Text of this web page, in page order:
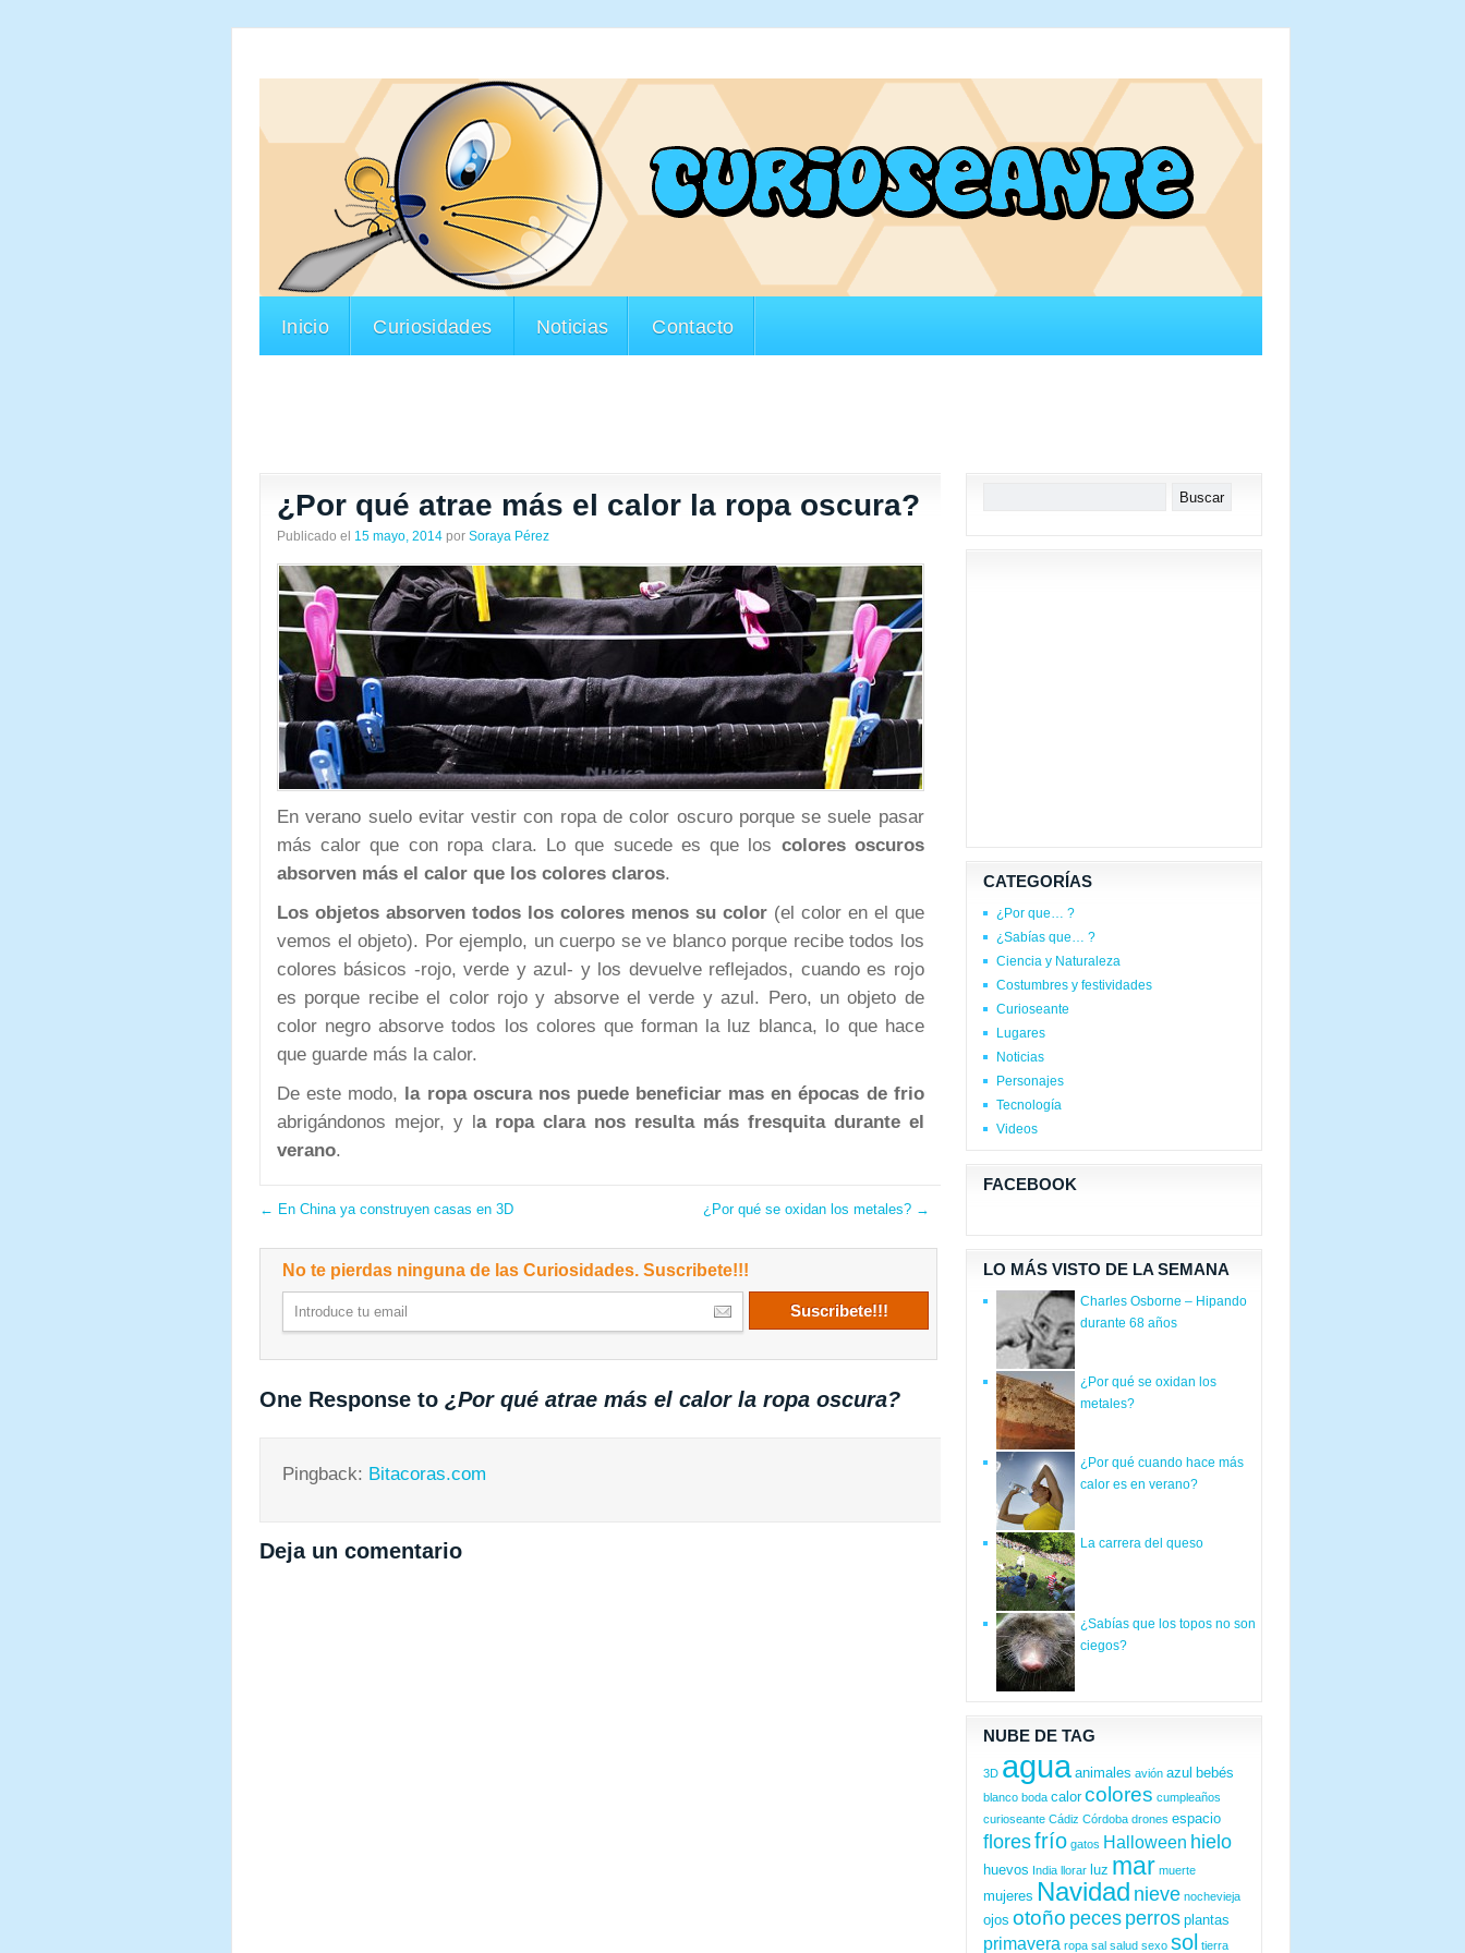
Inicio Curiosidades Noticias Contacto
¿Por qué atrae más el calor la ropa oscura?
Publicado el 15 mayo, 2014 por Soraya Pérez
En verano suelo evitar vestir con ropa de color oscuro porque se suele pasar
más calor que con ropa clara. Lo que sucede es que los colores oscuros
absorven más el calor que los colores claros.
Los objetos absorven todos los colores menos su color(el color en el que
vemos el objeto). Por ejemplo, un cuerpo se ve blanco porque recibe todos los
colores básicos -rojo, verde y azul- y los devuelve reflejados, cuando es rojo
es porque recibe el color rojo y absorve el verde y azul. Pero, un objeto de
color negro absorve todos los colores que forman la luz blanca, lo que hace
que guarde más la calor.
De este modo, la ropa oscura nos puede beneficiar mas en épocas de frio
abrigándonos mejor, y la ropa clara nos resulta más fresquita durante el
verano.
← En China ya construyen casas en 3D ¿Por qué se oxidan los metales? →
No te pierdas ninguna de las Curiosidades. Suscribete!!!
One Response to ¿Por qué atrae más el calor la ropa oscura?
Pingback: Bitacoras.com
Deja un comentario
CATEGORÍAS
¿Por que… ?
¿Sabías que… ?
Ciencia y Naturaleza
Costumbres y festividades
Curioseante
Lugares
Noticias
Personajes
Tecnología
Videos
FACEBOOK
LO MÁS VISTO DE LA SEMANA
Charles Osborne – Hipando
durante 68 años
¿Por qué se oxidan los
metales?
¿Por qué cuando hace más
calor es en verano?
La carrera del queso
¿Sabías que los topos no son
ciegos?
NUBE DE TAG
3D agua animales avión azul bebés
blanco boda calor colores cumpleaños
curioseante Cádiz Córdoba drones espacio
floresfrío gatos Halloween hielo
huevos India llorar luz mar muerte
mujeres Navidad nieve nochevieja
ojos otoño peces perros plantas
primavera ropa sal salud sexo sol tierra